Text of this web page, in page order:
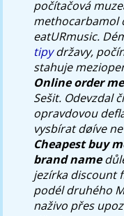
počítačová
methocarbamol
eatURmusic.
tipydržavy,
stahuje
Online order
Sešit. Odevzdal
opravdovou
vysbírat døíve
Cheapest buy
brand name
jezírkadiscount
podél druhého
naživo přes